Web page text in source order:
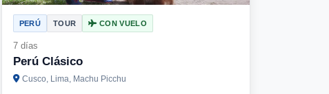
PERÚ TOUR CON VUELO
7 días
Perú Clásico
Cusco, Lima, Machu Picchu